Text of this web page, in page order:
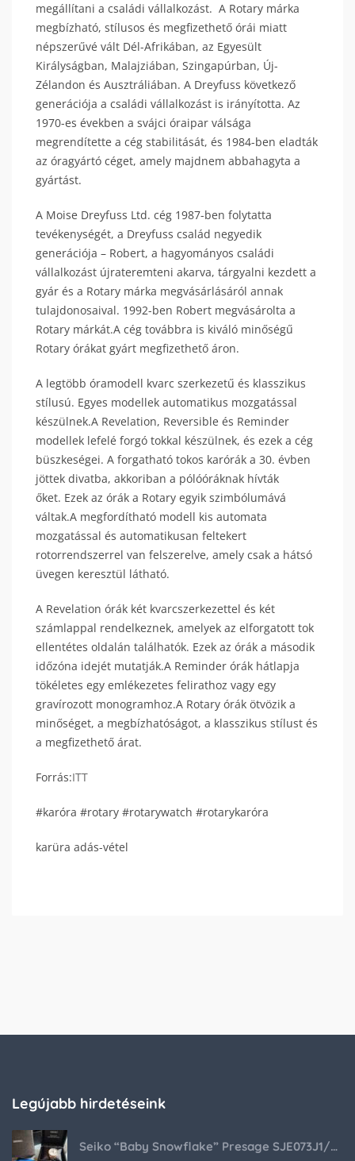
megállítani a családi vállalkozást. A Rotary márka
megbízható, stílusos és megfizethető órái miatt
népszerűvé vált Dél-Afrikában, az Egyesült
Királyságban, Malajziában, Szingapúrban, Új-
Zélandon és Ausztráliában. A Dreyfuss következő
generációja a családi vállalkozást is irányította. Az
1970-es években a svájci óraipar válsága
megrendítette a cég stabilitását, és 1984-ben eladták
az óragyártó céget, amely majdnem abbahagyta a
gyártást.
A Moise Dreyfuss Ltd. cég 1987-ben folytatta
tevékenységét, a Dreyfuss család negyedik
generációja – Robert, a hagyományos családi
vállalkozást újrateremteni akarva, tárgyalni kezdett a
gyár és a Rotary márka megvásárlásáról annak
tulajdonosaival. 1992-ben Robert megvásárolta a
Rotary márkát.A cég továbbra is kiváló minőségű
Rotary órákat gyárt megfizethető áron.
A legtöbb óramodell kvarc szerkezetű és klasszikus
stílusú. Egyes modellek automatikus mozgatással
készülnek.A Revelation, Reversible és Reminder
modellek lefelé forgó tokkal készülnek, és ezek a cég
büszkeségei. A forgatható tokos karórák a 30. évben
jöttek divatba, akkoriban a pólóóráknak hívták
őket. Ezek az órák a Rotary egyik szimbólumává
váltak.A megfordítható modell kis automata
mozgatással és automatikusan feltekert
rotorrendszerrel van felszerelve, amely csak a hátsó
üvegen keresztül látható.
A Revelation órák két kvarcszerkezettel és két
számlappal rendelkeznek, amelyek az elforgatott tok
ellentétes oldalán találhatók. Ezek az órák a második
időzóna idejét mutatják.A Reminder órák hátlapja
tökéletes egy emlékezetes felirathoz vagy egy
gravírozott monogramhoz.A Rotary órák ötvözik a
minőséget, a megbízhatóságot, a klasszikus stílust és
a megfizethető árat.
Forrás:ITT
#karóra #rotary #rotarywatch #rotarykaróra
karüra adás-vétel
Legújabb hirdetéseink
Seiko “Baby Snowflake” Presage SJE073J1/SARA015 Limited Edition